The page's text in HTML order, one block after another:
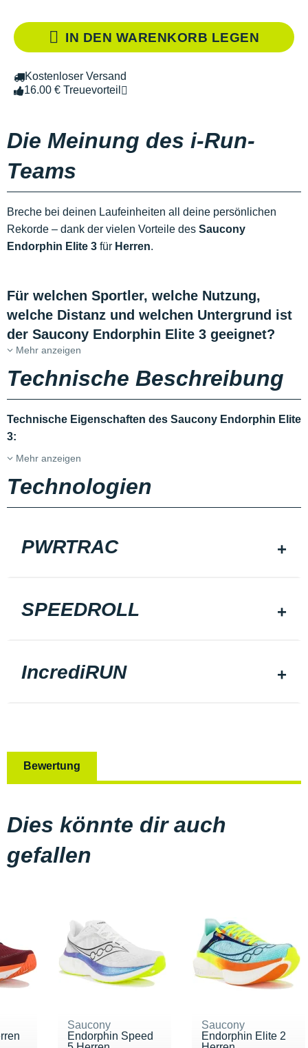
IN DEN WARENKORB LEGEN
Kostenloser Versand
16.00 € Treuevorteil
Die Meinung des i-Run-
Teams
Breche bei deinen Laufeinheiten all deine persönlichen
Rekorde – dank der vielen Vorteile des Saucony
Endorphin Elite 3 für Herren.
Für welchen Sportler, welche Nutzung,
welche Distanz und welchen Untergrund ist
der Saucony Endorphin Elite 3 geeignet?
Mehr anzeigen
Technische Beschreibung
Technische Eigenschaften des Saucony Endorphin Elite
3:
Mehr anzeigen
Technologien
PWRTRAC
SPEEDROLL
IncrediRUN
Bewertung
Dies könnte dir auch
gefallen
Saucony
Endorphin Speed
Saucony
Endorphin Elite 2